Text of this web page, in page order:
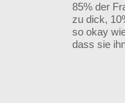
85% der
zu dick,
so okay
dass sie